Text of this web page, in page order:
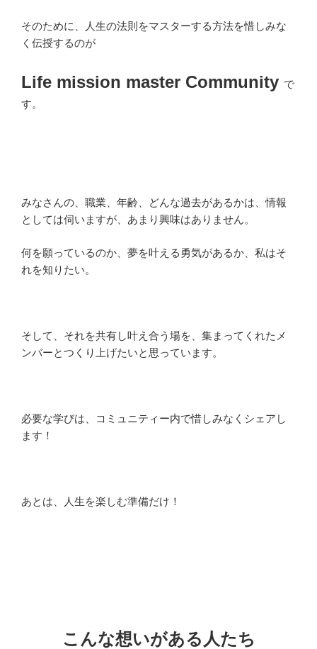
そのために、人生の法則をマスターする方法を惜しみな
く伝授するのが
Life mission master Community で
す。
みなさんの、職業、年齢、どんな過去があるかは、情報
としては伺いますが、あまり興味はありません。
何を願っているのか、夢を叶える勇気があるか、私はそ
れを知りたい。
そして、それを共有し叶え合う場を、集まってくれたメ
ンバーとつくり上げたいと思っています。
必要な学びは、コミュニティー内で惜しみなくシェアし
ます！
あとは、人生を楽しむ準備だけ！
こんな想いがある人たち